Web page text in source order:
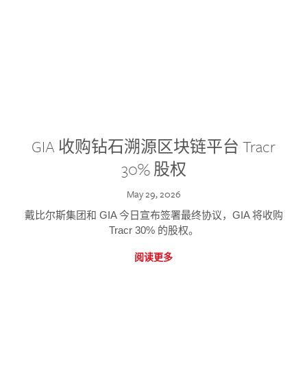
GIA 收购钻石溯源区块链平台 Tracr
30% 股权
May 29, 2026
戴比尔斯集团和 GIA 今日宣布签署最终协议，GIA 将收购
Tracr 30% 的股权。
阅读更多